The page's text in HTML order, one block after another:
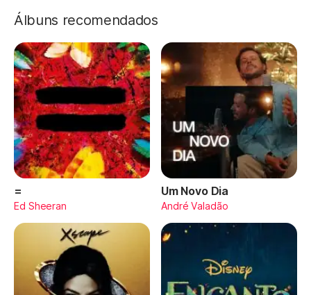
Álbuns recomendados
=
Ed Sheeran
Um Novo Dia
André Valadão